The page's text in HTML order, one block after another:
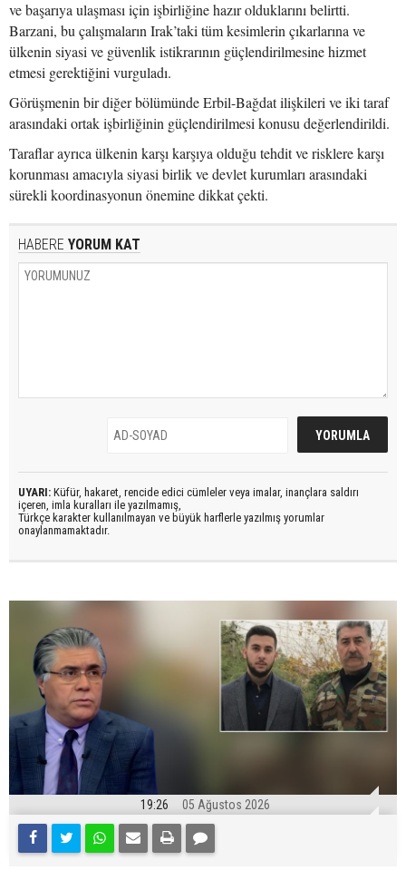
ve başarıya ulaşması için işbirliğine hazır olduklarını belirtti.
Barzani, bu çalışmaların Irak’taki tüm kesimlerin çıkarlarına ve
ülkenin siyasi ve güvenlik istikrarının güçlendirilmesine hizmet
etmesi gerektiğini vurguladı.
Görüşmenin bir diğer bölümünde Erbil-Bağdat ilişkileri ve iki taraf
arasındaki ortak işbirliğinin güçlendirilmesi konusu değerlendirildi.
Taraflar ayrıca ülkenin karşı karşıya olduğu tehdit ve risklere karşı
korunması amacıyla siyasi birlik ve devlet kurumları arasındaki
sürekli koordinasyonun önemine dikkat çekti.
HABERE YORUM KAT
UYARI: Küfür, hakaret, rencide edici cümleler veya imalar, inançlara saldırı
içeren, imla kuralları ile yazılmamış,
Türkçe karakter kullanılmayan ve büyük harflerle yazılmış yorumlar
onaylanmamaktadır.
19:26 05 Ağustos 2026